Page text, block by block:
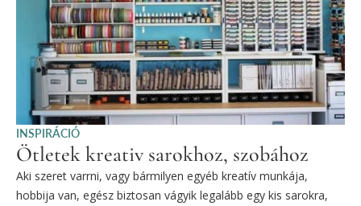
INSPIRÁCIÓ
Ötletek kreativ sarokhoz, szobához
Aki szeret varrni, vagy bármilyen egyéb kreatív munkája,
hobbija van, egész biztosan vágyik legalább egy kis sarokra,